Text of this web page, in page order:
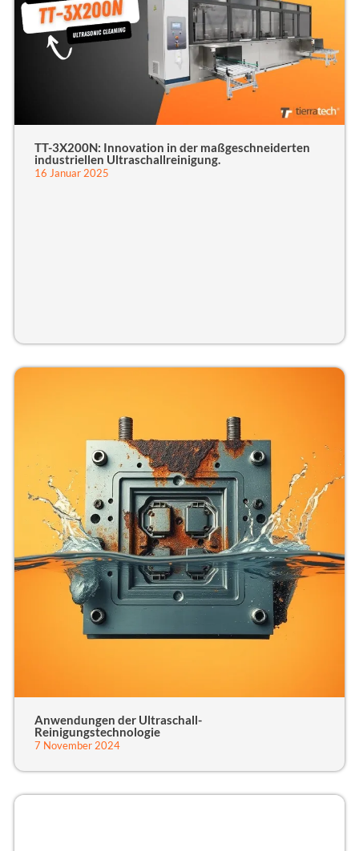
TT-3X200N: Innovation in der maßgeschneiderten
industriellen Ultraschallreinigung.
16 Januar 2025
Anwendungen der Ultraschall-
Reinigungstechnologie
7 November 2024